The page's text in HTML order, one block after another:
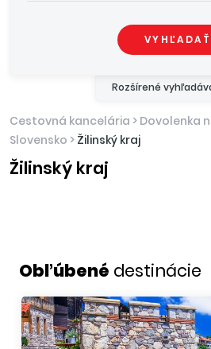
Rozšírené
VYHĽADAŤ
Cestovná kancelária > Dovolenka
Slovensko > Žilinský kraj
Žilinský kraj
Obľúbené destinácie